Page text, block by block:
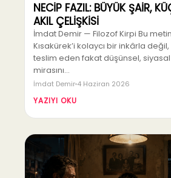
NECİP FAZIL: BÜYÜK ŞAİR,
AKIL ÇELİŞKİSİ
İmdat Demir — Filozof Kirpi Bu
Kısakürek’i kolaycı bir inkârla
teslim eden fakat düşünsel,
mirasını…
İmdat Demir 4 Haziran 2026
YAZIYI OKU